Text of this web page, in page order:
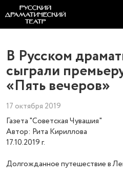
В Русском
сыграли
«Пять вечеров»
17 октября 2019
Газета "Советская Чувашия"
Автор: Рита Кириллова
17.10.2019 г.
Долгожданное путешествие в